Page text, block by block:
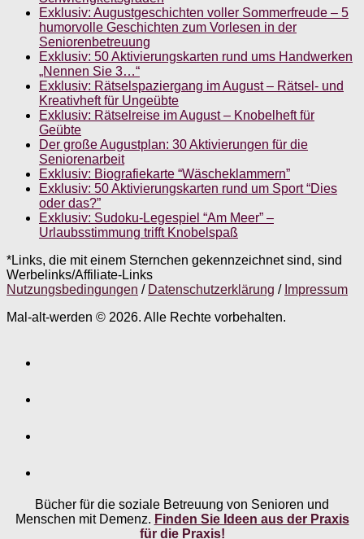
Exklusiv: Augustgeschichten voller Sommerfreude – 5
humorvolle Geschichten zum Vorlesen in der
Seniorenbetreuung
Exklusiv: 50 Aktivierungskarten rund ums Handwerken
„Nennen Sie 3…“
Exklusiv: Rätselspaziergang im August – Rätsel- und
Kreativheft für Ungeübte
Exklusiv: Rätselreise im August – Knobelheft für
Geübte
Der große Augustplan: 30 Aktivierungen für die
Seniorenarbeit
Exklusiv: Biografiekarte “Wäscheklammern”
Exklusiv: 50 Aktivierungskarten rund um Sport “Dies
oder das?”
Exklusiv: Sudoku-Legespiel “Am Meer” –
Urlaubsstimmung trifft Knobelspaß
*Links, die mit einem Sternchen gekennzeichnet sind, sind
Werbelinks/Affiliate-Links
Nutzungsbedingungen / Datenschutzerklärung / Impressum
Mal-alt-werden © 2026. Alle Rechte vorbehalten.
Bücher für die soziale Betreuung von Senioren und
Menschen mit Demenz. Finden Sie Ideen aus der Praxis
für die Praxis!